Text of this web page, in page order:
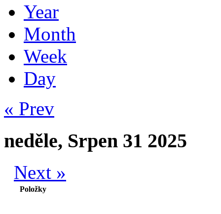
Year
Month
Week
Day
« Prev
neděle, Srpen 31 2025
Next »
Položky